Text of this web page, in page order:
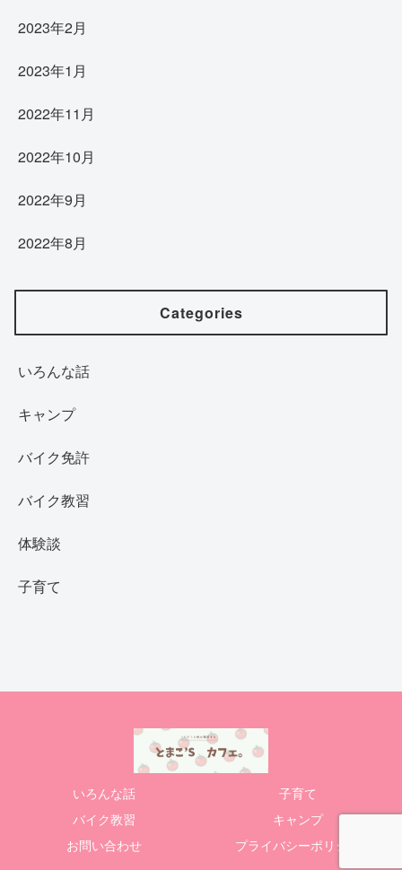
2023年2月
2023年1月
2022年11月
2022年10月
2022年9月
2022年8月
Categories
いろんな話
キャンプ
バイク免許
バイク教習
体験談
子育て
いろんな話
子育て
バイク教習
キャンプ
お問い合わせ
プライバシーポリシー